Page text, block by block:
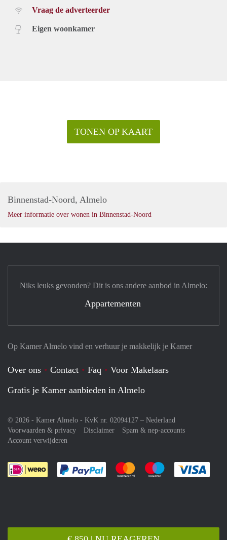
Vraag de adverteerder
Eigen woonkamer
TONEN OP KAART
Binnenstad-Noord, Almelo
Meer informatie over wonen in Binnenstad-Noord
Op Kamer Almelo vind en verhuur je makkelijk je Kamer
Over ons Contact Faq
Voor Makelaars
Gratis je Kamer aanbieden in Almelo
© 2026 - Kamer Almelo - KvK nr. 02094127 – Nederland
Voorwaarden & privacy
Disclaimer
Spam & nep-accounts
Account verwijderen
Je rekent gemakkelijk af met Paypal
Je rekent gemakkelijk af met
Je rekent
Niks leuks gevonden? Dit is ons andere aanbod in Almelo:
Appartementen